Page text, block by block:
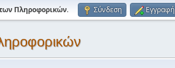
των Πληροφορικών. Σύνδεση Εγγραφή